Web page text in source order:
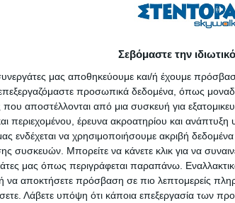
Σεβόμαστε την
συνεργάτες μας αποθηκεύουμε και/ή έχουμε
προσωπικά δεδομένα, όπως
αποστέλλονται από μια συσκευή για
περιεχομένου, έρευνα ακροατηρίου και ανάπτυξη
ενδέχεται να χρησιμοποιήσουμε ακριβή
συσκευών. Μπορείτε να κάνετε κλικ για να
μας όπως περιγράφεται παραπάνω.
να αποκτήσετε πρόσβαση σε πιο λεπτομερείς
Λάβετε υπόψη ότι κάποια επεξεργασία των
μοναξιά με το κάπνισμα, αλλά έως τώρα είχε
κάπνισμα ή συμβαίνει και το αντίστροφο. Η
με επικεφαλής τη δρα Ρόμπιν Γούτον, που
και έκαναν τη σχετική δημοσίευση στο
αυξημένο κάπνισμα.
το τσιγάρο, να καπνίζουν περισσότερα
Αντίθετα, δεν φαίνεται να έχει βάση ότι όταν